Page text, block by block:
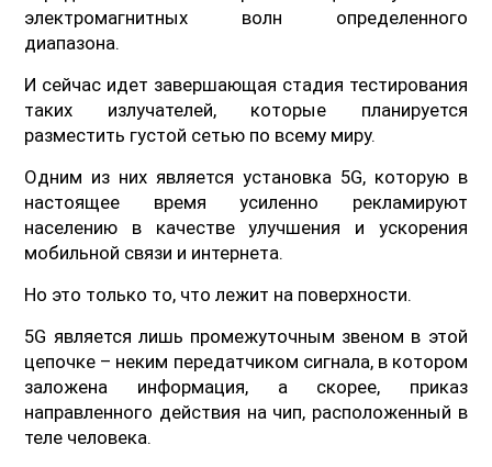
электромагнитных волн определенного
диапазона.
И сейчас идет завершающая стадия тестирования
таких излучателей, которые планируется
разместить густой сетью по всему миру.
Одним из них является установка 5G, которую в
настоящее время усиленно рекламируют
населению в качестве улучшения и ускорения
мобильной связи и интернета.
Но это только то, что лежит на поверхности.
5G является лишь промежуточным звеном в этой
цепочке – неким передатчиком сигнала, в котором
заложена информация, а скорее, приказ
направленного действия на чип, расположенный в
теле человека.